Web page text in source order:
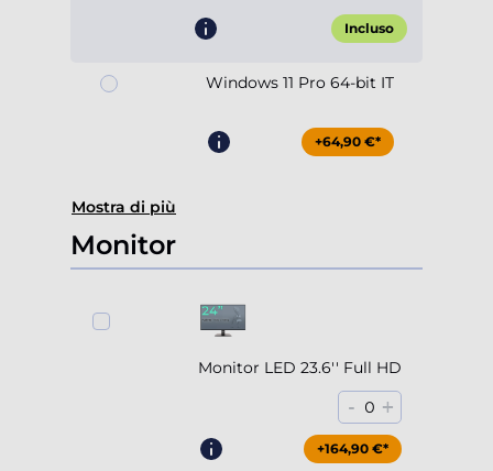
Incluso
Windows 11 Pro 64-bit IT
+64,90 €*
Mostra di più
Monitor
Monitor LED 23.6'' Full HD
- 0 +
+164,90 €*